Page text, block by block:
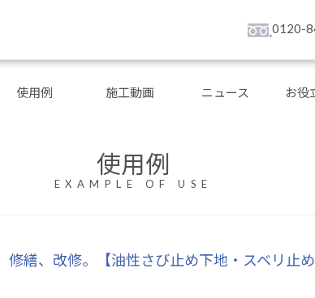
0120-
使用例 施工動画 ニュース お役
使用例
EXAMPLE OF USE
修繕、改修。【油性さび止め下地・スベリ止